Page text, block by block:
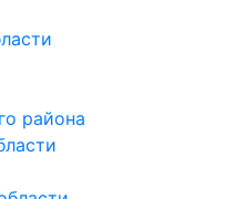
района